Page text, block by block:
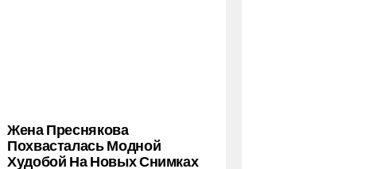
Жена Преснякова
Похвасталась Модной
Худобой На Новых Снимках